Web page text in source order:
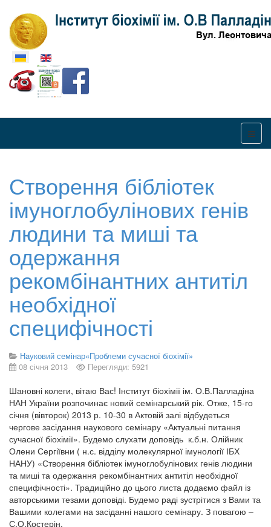
Оберіть свою мову
Створення бібліотек
імуноглобулінових генів
людини та миші та
одержання
рекомбінантних антитіл
необхідної
специфічності
Науковий семінар«Проблеми сучасної біохімії»
08 січня 2013
Перегляди: 5921
Шановні колеги, вітаю Вас! Інститут біохімії ім. О.В.Палладіна
НАН України розпочинає новий семінарський рік. Отже, 15-го
січня (вівторок) 2013 р. 10-30 в Актовій залі відбудеться
чергове засідання наукового семінару «Актуальні питання
сучасної біохімії». Будемо слухати доповідь к.б.н. Олійник
Олени Сергіївни ( н.с. відділу молекулярної імунології ІБХ
НАНУ) «Створення бібліотек імуноглобулінових генів людини
та миші та одержання рекомбінантних антитіл необхідної
специфічності». Традиційно до цього листа додаємо файл із
авторськими тезами доповіді. Будемо раді зустрітися з Вами та
Вашими колегами на засіданні нашого семінару. З повагою –
С.О.Костерін.